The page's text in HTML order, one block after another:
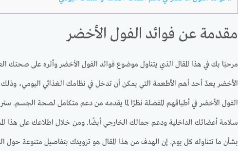
مقدمة عن فوائد الفول الأخضر
مرحبًا بك في هذا المقال الذي يتناول موضوع فوائد الفول الأخضر وأثره على صحتك
الأخضر يعدّ أحد أهم الأطعمة التي يمكن أن تدخل في نظامك الغذائي اليومي،
الفول الأخضر في أطباقهم المفضلة نظرًا لما يقدمه من دعم متكامل لصحة الجسم.
سلامة أعضائك الداخلية ودعم جمالك الخارجي أيضًا. ومن خلال اطلاعك على هذا
بشأن ما تتناوله كل يوم. إن الهدف من هذا المقال هو تزويدك بتفاصيل متنوعة حول